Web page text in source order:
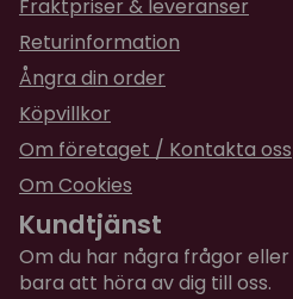
Fraktpriser & leveranser
Returinformation
Ångra din order
Köpvillkor
Om företaget / Kontakta oss
Om Cookies
Kundtjänst
Om du har några frågor
bara att höra av dig till oss.